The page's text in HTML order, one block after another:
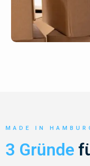
MADE IN
3 Gründe